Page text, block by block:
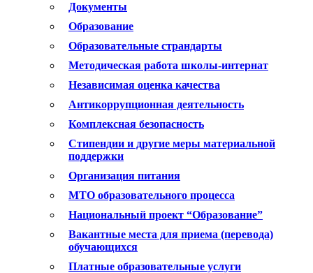
Документы
Образование
Образовательные страндарты
Методическая работа школы-интернат
Независимая оценка качества
Антикоррупционная деятельность
Комплексная безопасность
Стипендии и другие меры материальной
поддержки
Организация питания
МТО образовательного процесса
Национальный проект “Образование”
Вакантные места для приема (перевода)
обучающихся
Платные образовательные услуги